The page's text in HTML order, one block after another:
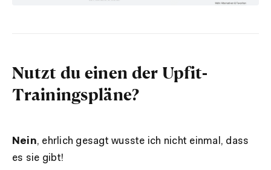
Nutzt du einen der Upfit-
Trainingspläne?
Nein, ehrlich gesagt wusste ich nicht einmal, dass
es sie gibt!